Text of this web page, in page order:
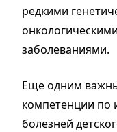
редкими
заболеваниями.
Еще одним
компетенции по
болезней